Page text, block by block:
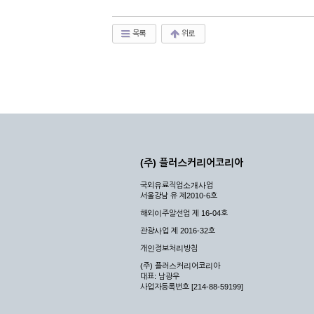
목록 위로
(주) 플러스커리어코리아
국외유료직업소개사업
서울강남 유 제2010-6호
해외이주알선업 제 16-04호
관광사업 제 2016-32호
개인정보처리방침
(주) 플러스커리어코리아
대표: 남광우
사업자등록번호 [214-88-59199]